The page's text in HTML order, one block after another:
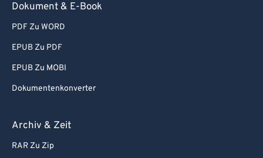
Dokument & E-Book
PDF Zu WORD
EPUB Zu PDF
EPUB Zu MOBI
Dokumentenkonverter
Archiv & Zeit
RAR Zu Zip